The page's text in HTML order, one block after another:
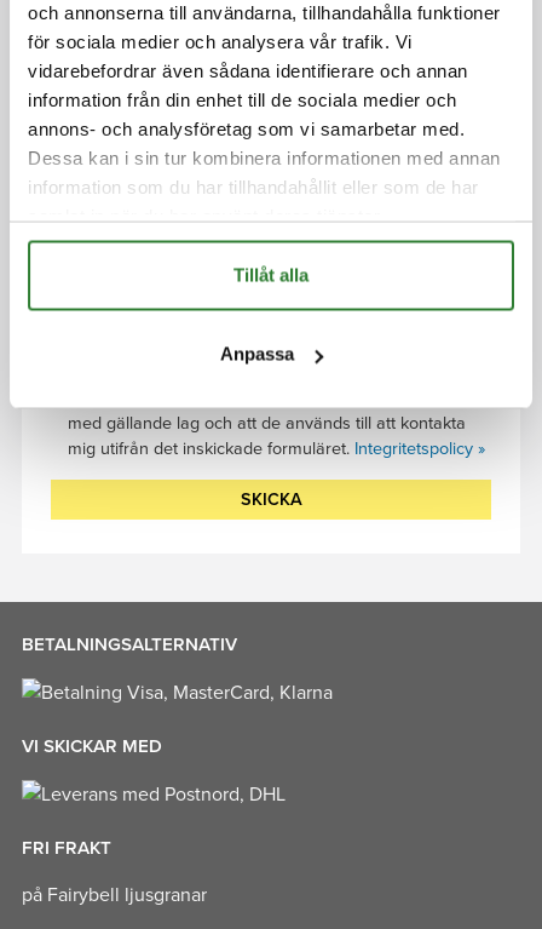
och annonserna till användarna, tillhandahålla funktioner
för sociala medier och analysera vår trafik. Vi
vidarebefordrar även sådana identifierare och annan
information från din enhet till de sociala medier och
annons- och analysföretag som vi samarbetar med.
Dessa kan i sin tur kombinera informationen med annan
information som du har tillhandahållit eller som de har
Tillåt alla
Anpassa
med gällande lag och att de används till att kontakta
mig utifrån det inskickade formuläret. Integritetspolicy »
BETALNINGSALTERNATIV
VI SKICKAR MED
FRI FRAKT
på Fairybell ljusgranar